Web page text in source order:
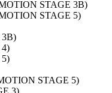
STAGE 3B)
STAGE 5)
3B)
STAGE 5)
3)